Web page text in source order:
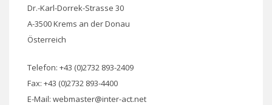
Dr.-Karl-Dorrek-Strasse 30
A-3500 Krems an der Donau
Österreich
Telefon: +43 (0)2732 893-2409
Fax: +43 (0)2732 893-4400
E-Mail: webmaster@inter-act.net